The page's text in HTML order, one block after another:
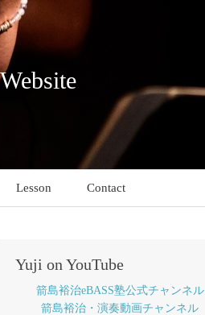
Lesson Contact
Yuji on YouTube
箭島裕治eBASS塾公式チャンネル
箭島裕治・演奏動画チャンネル